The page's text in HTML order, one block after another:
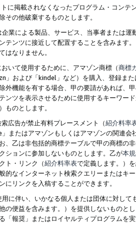
に掲載されなくなったプログラム・コン
その他破棄するものとします。
業による製品、サービス、当事者または
テンツに接近して配置することを含みます
はなりません。
いて使用するために、アマゾン商標（商標
」および「kindel」など）を購入、登録ま
外機能を有する場合、甲の要請があれば、
ンツを表示させるために使用するキーワー
ものとします。
広告が禁止有料プレースメント（紹介料率
」またはアマゾンもしくはアマゾンの関連
、乙は非包括的商標テーブルで甲の商標の
ションに参加しないものとします。乙が本
ト・リンク（紹介料率表で定義します。）
的なインターネット検索クエリーまたはキ
にリンクを入稿することができます。
に伴い、いかなる個人または団体に対し
の便益を含みます。）を提供しないものと
「報奨」またはロイヤルティプログラムを